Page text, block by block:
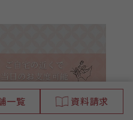
一覧 資料請求